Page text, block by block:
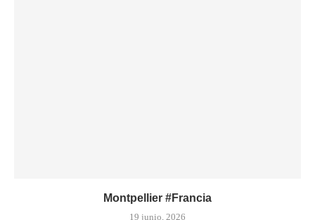
Montpellier #Francia
19 junio, 2026